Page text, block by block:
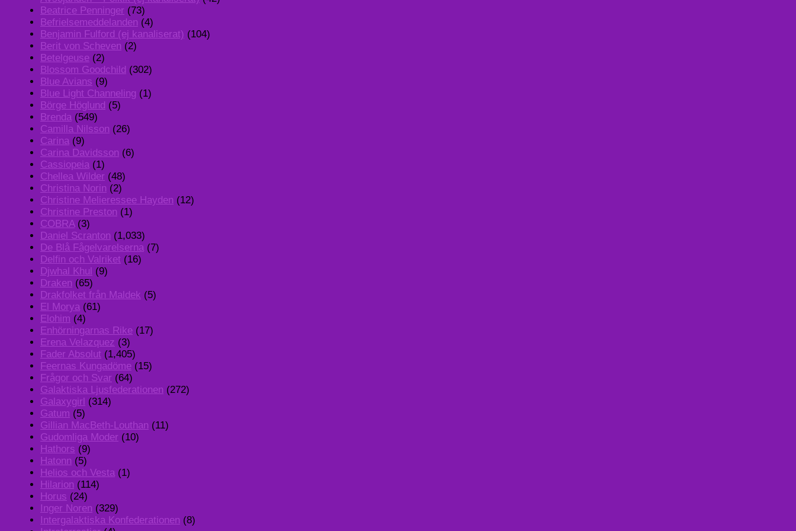
Beatrice Penninger (73)
Befrielsemeddelanden (4)
Benjamin Fulford (ej kanaliserat) (104)
Berit von Scheven (2)
Betelgeuse (2)
Blossom Goodchild (302)
Blue Avians (9)
Blue Light Channeling (1)
Börge Höglund (5)
Brenda (549)
Camilla Nilsson (26)
Carina (9)
Carina Davidsson (6)
Cassiopeia (1)
Chellea Wilder (48)
Christina Norin (2)
Christine Melieressee Hayden (12)
Christine Preston (1)
COBRA(3)
Daniel Scranton (1,033)
De Blå Fågelvarelserna (7)
Delfin och Valriket (16)
Djwhal Khul (9)
Draken (65)
Drakfolket från Maldek (5)
El Morya (61)
Elohim (4)
Enhörningarnas Rike (17)
Erena Velazquez (3)
Fader Absolut (1,405)
Feernas Kungadöme (15)
Frågor och Svar (64)
Galaktiska Ljusfederationen (272)
Galaxygirl (314)
Gatum (5)
Gillian MacBeth-Louthan (11)
Gudomliga Moder (10)
Hathors (9)
Hatonn (5)
Helios och Vesta (1)
Hilarion (114)
Horus (24)
Inger Noren (329)
Intergalaktiska Konfederationen (8)